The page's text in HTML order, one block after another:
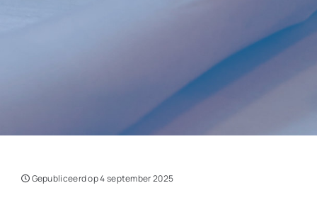
Gepubliceerd op 4 september 2025